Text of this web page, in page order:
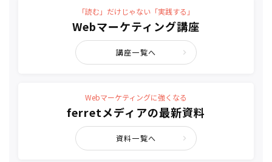
「読む」だけじゃない「実践する」
Webマーケティング講座
講座一覧へ
Webマーケティングに強くなる
ferretメディアの最新資料
資料一覧へ